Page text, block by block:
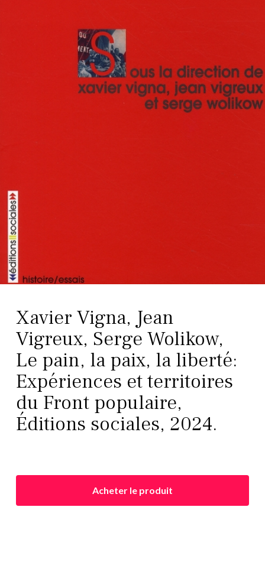
Xavier Vigna, Jean
Vigreux, Serge Wolikow,
Le pain, la paix, la liberté:
Expériences et territoires
du Front populaire,
Éditions sociales, 2024.
Acheter le produit